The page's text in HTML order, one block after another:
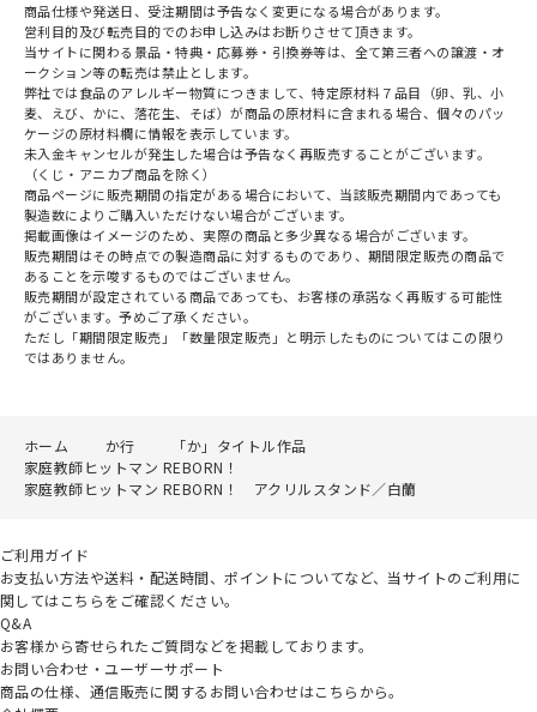
商品仕様や発送日、受注期間は予告なく変更になる場合があります。
営利目的及び転売目的でのお申し込みはお断りさせて頂きます。
当サイトに関わる景品・特典・応募券・引換券等は、全て第三者への譲渡・オ
ークション等の転売は禁止とします。
弊社では食品のアレルギー物質につきまして、特定原材料７品目（卵、乳、小
麦、えび、かに、落花生、そば）が商品の原材料に含まれる場合、個々のパッ
ケージの原材料欄に情報を表示しています。
未入金キャンセルが発生した場合は予告なく再販売することがございます。
（くじ・アニカプ商品を除く）
商品ページに販売期間の指定がある場合において、当該販売期間内であっても
製造数によりご購入いただけない場合がございます。
掲載画像はイメージのため、実際の商品と多少異なる場合がございます。
販売期間はその時点での製造商品に対するものであり、期間限定販売の商品で
あることを示唆するものではございません。
販売期間が設定されている商品であっても、お客様の承諾なく再販する可能性
がございます。予めご了承ください。
ただし「期間限定販売」「数量限定販売」と明示したものについてはこの限り
ではありません。
ホーム か行
「か」タイトル作品
家庭教師ヒットマン REBORN！
家庭教師ヒットマン REBORN！ アクリルスタンド／白蘭
ご利用ガイド
お支払い方法や送料・配送時間、ポイントについてなど、当サイトのご利用に
関してはこちらをご確認ください。
Q&A
お客様から寄せられたご質問などを掲載しております。
お問い合わせ・ユーザーサポート
商品の仕様、通信販売に関するお問い合わせはこちらから。